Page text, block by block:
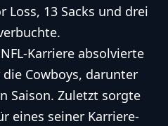
Loss, 13 Sacks und drei
Karriere absolvierte
Cowboys, darunter
Saison. Zuletzt sorgte
eines seiner Karriere-